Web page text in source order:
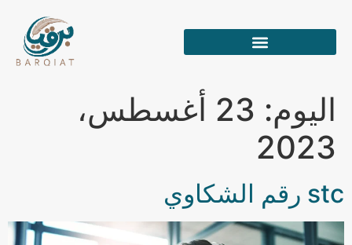
اليوم:
23 أغسطس،
2023
stc رقم الشكاوي